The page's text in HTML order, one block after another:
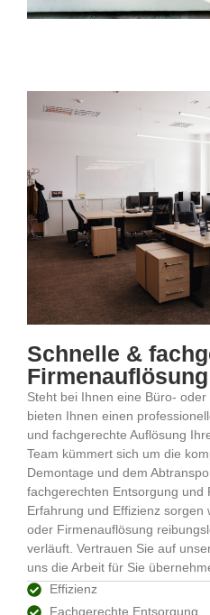
Schnelle &
Firmenauflösung
Steht bei Ihnen eine Büro-
bieten Ihnen einen
und fachgerechte Auflösung
Team kümmert sich um die
Demontage und dem
fachgerechten Entsorgung und
Erfahrung und Effizienz sorgen
oder Firmenauflösung
verläuft. Vertrauen Sie auf
uns die Arbeit für Sie
Effizienz
Fachgerechte Entsorgung